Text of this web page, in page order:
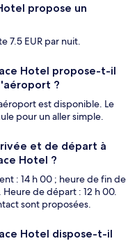
propose un
7.5 EUR par nuit.
Hotel propose-t-il
?
est disponible. Le
pour un aller simple.
et de départ à
Hotel ?
: 14 h 00 ; heure de fin de
de départ : 12 h 00.
sont proposées.
Hotel dispose-t-il